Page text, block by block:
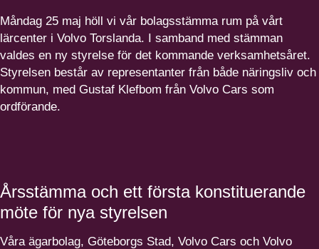
Måndag 25 maj höll vi vår bolags­stämma rum på vårt
lärcenter i Volvo Torslanda. I samband med stämman
valdes en ny styrelse för det kommande verksam­hetsåret.
Styrelsen består av repre­sen­tanter från både näringsliv och
kommun, med Gustaf Klefbom från Volvo Cars som
ordförande.
Årsstämma och ett första konstituerande
möte för nya styrelsen
Våra ägarbolag, Göteborgs Stad, Volvo Cars och Volvo